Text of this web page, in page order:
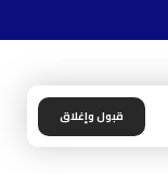
قبول وإغلاق